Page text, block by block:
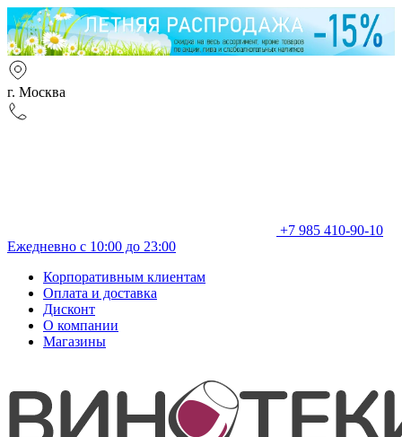
г. Москва
+7 985 410-90-10
Ежедневно с 10:00 до 23:00
Корпоративным клиентам
Оплата и доставка
Дисконт
О компании
Магазины